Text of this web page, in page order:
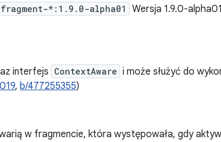
*:1.9.0-alpha01 Wersja 1.9.0-
interfejs ContextAware i może służyć do
, b/477255355)
w fragmencie, która występowała, gdy